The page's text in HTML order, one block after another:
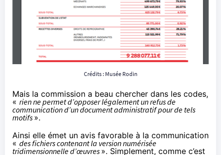
Crédits : Musée Rodin
Mais la commission a beau chercher dans les codes,
« rien ne permet d’opposer légalement un refus de
communication d’un document administratif pour de tels
motifs ».
Ainsi elle émet un avis favorable à la communication
« des fichiers contenant la version numérisée
tridimensionnelle d’œuvres ». Simplement, comme c’est